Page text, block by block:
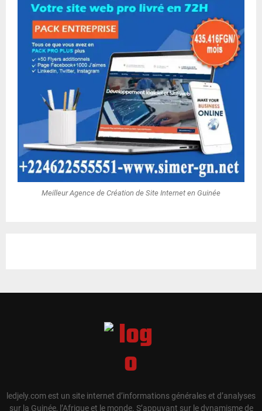
Meilleur Agence de Création de Site Internet en Guinée
ledjely.com est un site internet d’informations générales et d’analyses
sur la Guinée, l’Afrique et le monde. S’appuyant sur le dynamisme de